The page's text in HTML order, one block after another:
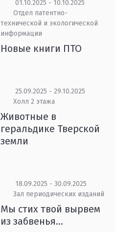
01.10.2025 - 10.10.2025
Отдел патентно-
технической и экологической
информации
Новые книги ПТО
25.09.2025 - 29.10.2025
Холл 2 этажа
Животные в
геральдике Тверской
земли
18.09.2025 - 30.09.2025
Зал периодических изданий
Мы стих твой вырвем
из забвенья…